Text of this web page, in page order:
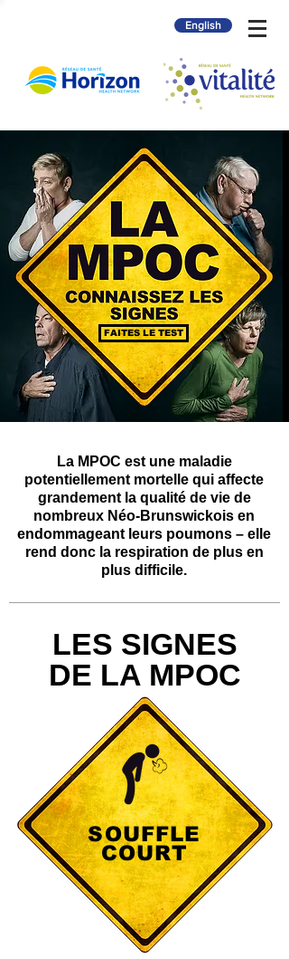
English
FAITES LE TEST
affects many New Brunswickers quality of
life by damag­ing their lungs – making it
more and more difficult to breathe.
LES SIGNES
DE LA MPOC
La MPOC est une maladie
potentiellement mortelle qui affecte
grandement la qualité de vie de
nombreux Néo-Brunswickois en
endommageant leurs poumons – elle
rend donc la respiration de plus en
plus difficile.
SOUFFLE
COURT